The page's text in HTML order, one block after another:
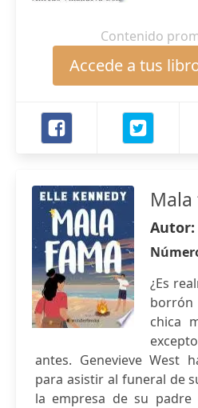
Contenido
Accede a tus
Autor:
¿Es
borrón
chica
antes. Genevieve West
para asistir al funeral de
la empresa de su